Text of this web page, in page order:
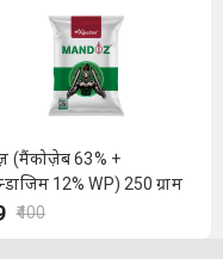
(मैंकोज़ेब 63% +
12% WP) 250 ग्राम
₹400